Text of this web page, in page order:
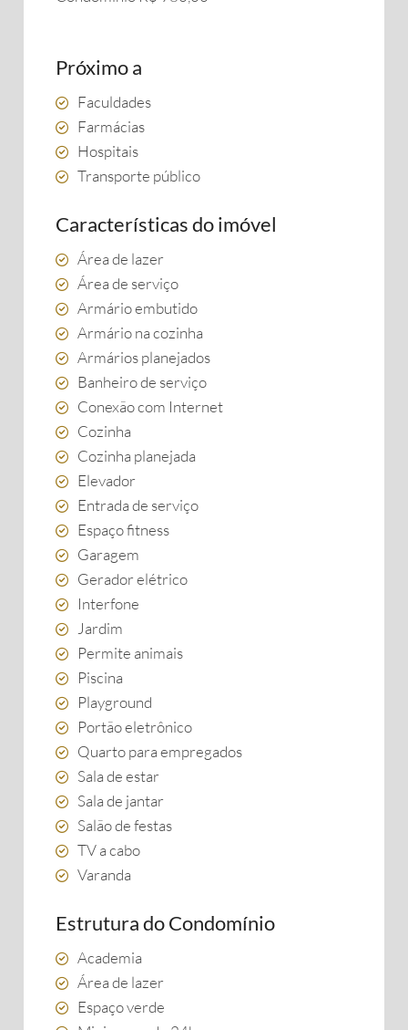
Próximo a
Faculdades
Farmácias
Hospitais
Transporte público
Características do imóvel
Área de lazer
Área de serviço
Armário embutido
Armário na cozinha
Armários planejados
Banheiro de serviço
Conexão com Internet
Cozinha
Cozinha planejada
Elevador
Entrada de serviço
Espaço fitness
Garagem
Gerador elétrico
Interfone
Jardim
Permite animais
Piscina
Playground
Portão eletrônico
Quarto para empregados
Sala de estar
Sala de jantar
Salão de festas
TV a cabo
Varanda
Estrutura do Condomínio
Academia
Área de lazer
Espaço verde